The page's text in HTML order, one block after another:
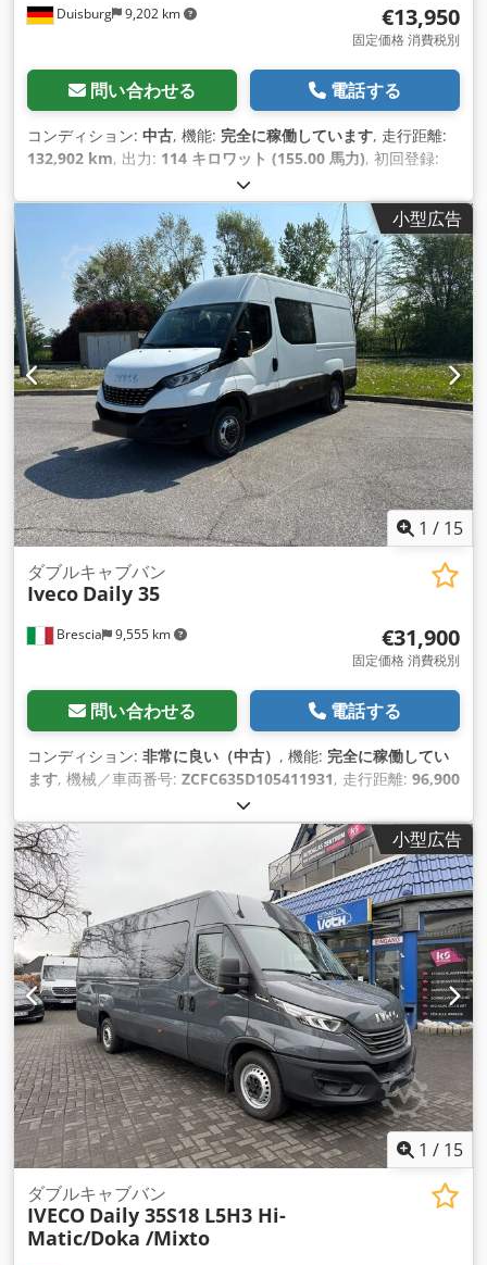
Duisburg 9,202 km €13,950
固定価格 消費税別
問い合わせる 電話する
コンディション: 中古, 機能: 完全に稼働しています, 走行距離:
132,902 km, 出力: 114 キロワット (155.00 馬力), 初回登録:
ディーゼル
ラム）, 最大積載重量:1,480 kg（キログラム）, 総重量:4,690
, アクスル構成:4x2, 次回検査（TÜV）:
06/2027 , 燃料:ディーゼル , 色:シルバー, 運転席:その他, 変速
機械式, ギア数:6, 排出クラス:ユーロ5, 座席数:7, 全長:
6,400 mm, 全幅:2,300 mm , 全高:2,890 mm, 許容軸重（軸
1）:
1,850 kg（キログラム）, 許容軸荷重（第2軸）:3,300
kg（キログラム）, 荷室長:2,300 mm, 荷室幅:2,100 mm
室高:1,800 mm, これまでの所有者数: , 装備:ABS（アンチロ
ック・ブレーキ・システム）, すすフィルター, イモビライザー
システム, エアコン, エアバッグ, セントラルロック, トラック登
録, トレーラー連結装置, パワーステアリング, パーキングヒー
ター, 車載コンピュータ, 電動ウィンドウ調節, 電子安定制御プ
ログラム (ESP),
小型広告
1 / 15
Brescia 9,555 km
ダブルキャブバン
Iveco Daily 35
€31,900
固定価格 消費税別
問い合わせる 電話する
コンディション: 非常に良い（中古） , 機能: 完全に稼働してい
ます, 機械／車両番号: ZCFC635D105411931, 走行距離: 96,900
, 燃料の種類:
ズ:195/75 R16C 110/108R, ホイールベース:3,520 mm, エネ
ルギー効率:
, 排出クラス:ユーロ6 , 座席
数:6, 全長: 2,250 mm, 全高:2,700 mm, 積
載スペース容量:
12 m³, 荷室長:2,450 mm, 荷室幅:1,900
mm, 荷室高:1,780 mm , 製造年: 2021, 装備:ABS（アンチロ
ック・ブレーキ・システム）, USBポート, すすフィルター, ア
ドブルー, エアコン, エアバッグ, セントラルロック, タイヤ空気
圧監視, フォグランプ, ブルートゥース, レーンキープアシスト,
引き戸, 整備記録全完備, 電動ウィンドウ調節,
小型広告
1 / 15
ダブルキャブバン
IVECO Daily 35S18 L5H3 Hi-
Matic/Doka /Mixto